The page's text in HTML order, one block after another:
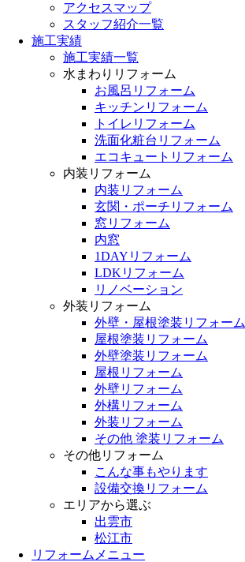
アクセスマップ
スタッフ紹介一覧
施工実績
施工実績一覧
水まわりリフォーム
お風呂リフォーム
キッチンリフォーム
トイレリフォーム
洗面化粧台リフォーム
エコキュートリフォーム
内装リフォーム
内装リフォーム
玄関・ポーチリフォーム
窓リフォーム
内窓
1DAYリフォーム
LDKリフォーム
リノベーション
外装リフォーム
外壁・屋根塗装リフォーム
屋根塗装リフォーム
外壁塗装リフォーム
屋根リフォーム
外壁リフォーム
外構リフォーム
外装リフォーム
その他 塗装リフォーム
その他リフォーム
こんな事もやります
設備交換リフォーム
エリアから選ぶ
出雲市
松江市
リフォームメニュー